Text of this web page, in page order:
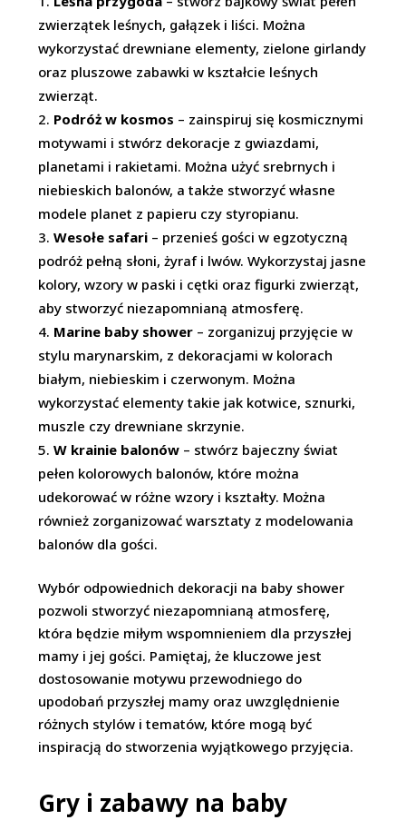
zwierzątek leśnych, gałązek i liści. Można
wykorzystać drewniane elementy, zielone girlandy
oraz pluszowe zabawki w kształcie leśnych
zwierząt.
Podróż w kosmos – zainspiruj się kosmicznymi
motywami i stwórz dekoracje z gwiazdami,
planetami i rakietami. Można użyć srebrnych i
niebieskich balonów, a także stworzyć własne
modele planet z papieru czy styropianu.
Wesołe safari – przenieś gości w egzotyczną
podróż pełną słoni, żyraf i lwów. Wykorzystaj jasne
kolory, wzory w paski i cętki oraz figurki zwierząt,
aby stworzyć niezapomnianą atmosferę.
Marine baby shower – zorganizuj przyjęcie w
stylu marynarskim, z dekoracjami w kolorach
białym, niebieskim i czerwonym. Można
wykorzystać elementy takie jak kotwice, sznurki,
muszle czy drewniane skrzynie.
W krainie balonów – stwórz bajeczny świat
pełen kolorowych balonów, które można
udekorować w różne wzory i kształty. Można
również zorganizować warsztaty z modelowania
balonów dla gości.
Wybór odpowiednich dekoracji na baby shower
pozwoli stworzyć niezapomnianą atmosferę,
która będzie miłym wspomnieniem dla przyszłej
mamy i jej gości. Pamiętaj, że kluczowe jest
dostosowanie motywu przewodniego do
upodobań przyszłej mamy oraz uwzględnienie
różnych stylów i tematów, które mogą być
inspiracją do stworzenia wyjątkowego przyjęcia.
Gry i zabawy na baby